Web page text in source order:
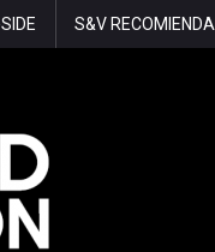
S&V RECOMIENDA